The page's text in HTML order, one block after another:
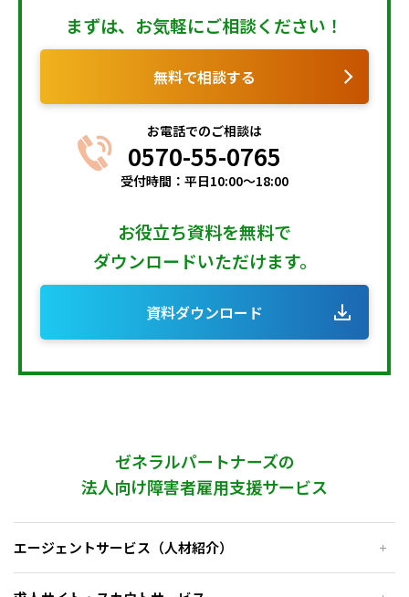
0570-55-0765
まずは、お気軽にご相談ください！
無料で相談する
お電話でのご相談は
0570-55-0765
受付時間：平日10:00～18:00
お役立ち資料を無料で
ダウンロードいただけます。
資料ダウンロード
ゼネラルパートナーズの
法人向け障害者雇用支援サービス
エージェントサービス（人材紹介）